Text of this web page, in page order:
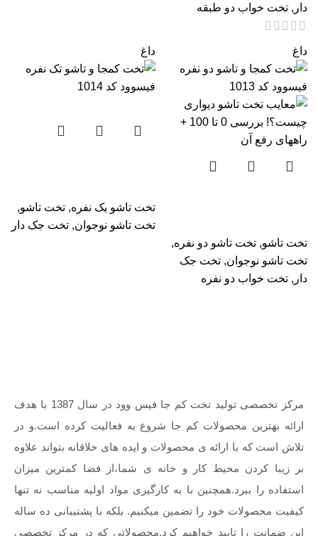
دار , تخت خواب دو طبقه
داغ
تخت تاشو, تخت تاشو دو نفره,
تخت تاشو نوجوان, تخت جک
دار , تخت خواب دو نفره
داغ
تخت تاشو یک نفره, تخت تاشو,
تخت تاشو نوجوان, تخت جک دار
مرکز تخصصی تولید تخت کم جا فیس وود در سال 1387 با هدف
ارائه بهترین محصولات کم جا شروع به فعالیت کرده است.و در
تلاش است که با ارائه ی محصولات و ایده های خلاقانه بتواند علاوه
بر زیبا کردن محیط کار و خانه ی شما،از فضا کمترین میزان
استفاده را ببرد.همچنین با به کارگیری مواد اولیه مناسب نه تنها
کیفیت محصولات خود را تضمین میکنیم. بلکه با پشتیبانی ده ساله
این ضمانت را تایید خواهیم کرد.محصولاتی که در مرکز تخصصی